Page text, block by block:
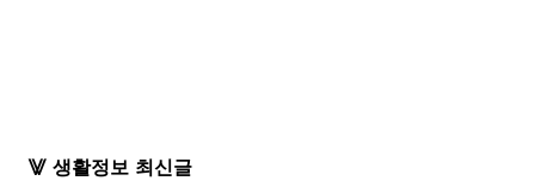
⨈ 생활정보 최신글